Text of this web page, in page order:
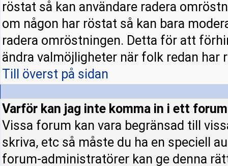
röstat så kan användare radera
om någon har röstat så kan bara
radera omröstningen. Detta för att
ändra valmöjligheter när folk redan har
Till överst på sidan
Varför kan jag inte komma in i ett
Vissa forum kan vara begränsad till
skriva, etc så måste du ha en speciell
forum-administratörer kan ge denna